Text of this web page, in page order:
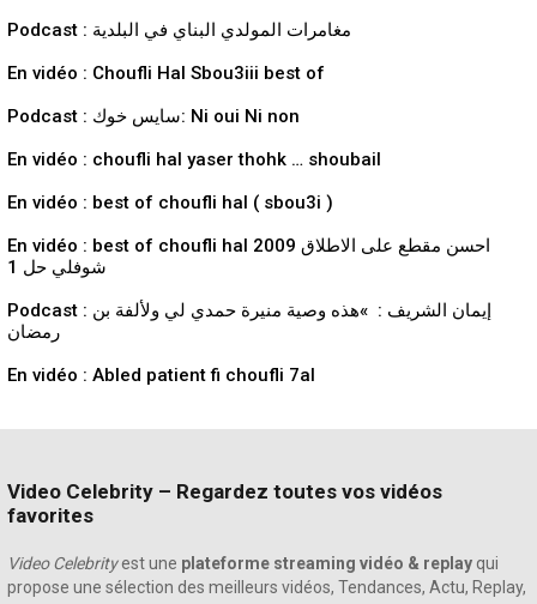
Podcast : مغامرات المولدي البناي في البلدية
En vidéo : Choufli Hal Sbou3iii best of
Podcast : سايس خوك: Ni oui Ni non
En vidéo : choufli hal yaser thohk … shoubail
En vidéo : best of choufli hal ( sbou3i )
En vidéo : best of choufli hal 2009 احسن مقطع على الاطلاق
شوفلي حل 1
Podcast : إيمان الشريف : »هذه وصية منيرة حمدي لي ولألفة بن
رمضان
En vidéo : Abled patient fi choufli 7al
Video Celebrity – Regardez toutes vos vidéos
favorites
Video Celebrityest une plateforme streaming vidéo & replay qui
propose une sélection des meilleurs vidéos, Tendances, Actu, Replay,